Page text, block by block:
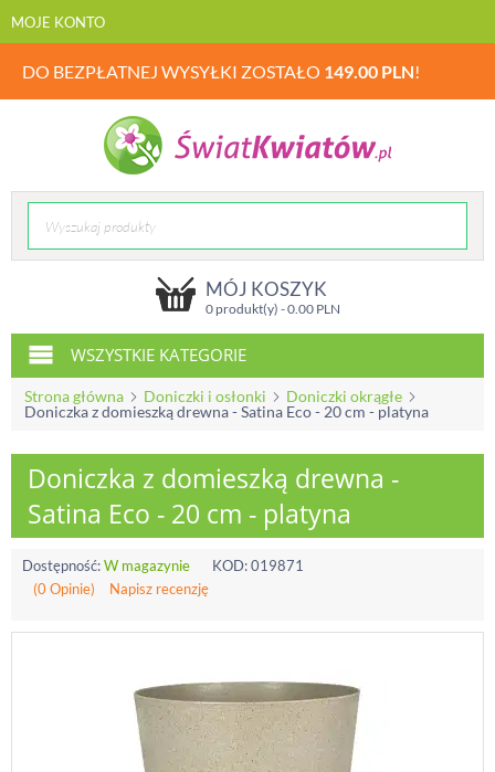
MOJE KONTO
DO BEZPŁATNEJ WYSYŁKI ZOSTAŁO 149.00 PLN!
MÓJ KOSZYK
0 produkt(y) -0.00PLN
WSZYSTKIE KATEGORIE
Strona główna Doniczki i osłonki
Doniczki okrągłe
Doniczka z domieszką drewna - Satina Eco - 20 cm - platyna
Doniczka z domieszką drewna -
Satina Eco - 20 cm - platyna
Dostępność:W magazynie KOD:019871
(0 Opinie)
Napisz recenzję